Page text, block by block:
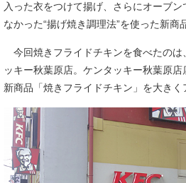
入った衣をつけて揚げ、さらにオーブ
なかった“揚げ焼き調理法”を使った新商
今回焼きフライドチキンを食べたのは
ッキー秋葉原店。ケンタッキー秋葉原
新商品「焼きフライドチキン」を大きく